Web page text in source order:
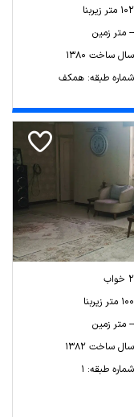
102 متر زیربنا
-- متر زمین
سال ساخت 1380
شماره طبقه: همکف
2 خواب
100 متر زیربنا
-- متر زمین
سال ساخت 1382
شماره طبقه: 1